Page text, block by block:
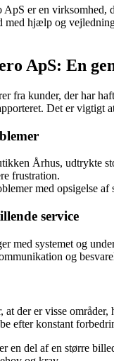
ApS er en
med hjælp og
ApS: En
fra kunder, der har
Det er vigtigt
Århus, udtrykte
frustration.
med opsigelse
service
med systemet og
og
at der er visse
efter konstant
en del af en større